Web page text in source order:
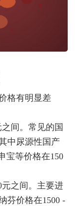
格有明显差
间。常见的国
中尿源性国产
宝等价格在150
元之间。主要进
芬价格在1500 -